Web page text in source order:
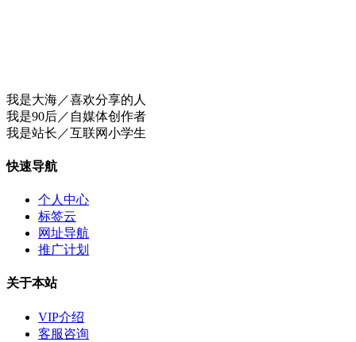
我是大海／喜欢分享的人
我是90后／自媒体创作者
我是站长／互联网小学生
快速导航
个人中心
标签云
网址导航
推广计划
关于本站
VIP介绍
客服咨询